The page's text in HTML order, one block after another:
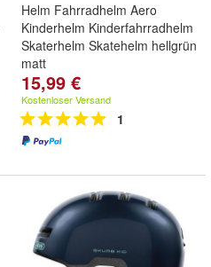
Helm Fahrradhelm Aero
Kinderhelm Kinderfahrradhelm
Skaterhelm Skatehelm hellgrün
matt
15,99 €
Kostenloser Versand
1